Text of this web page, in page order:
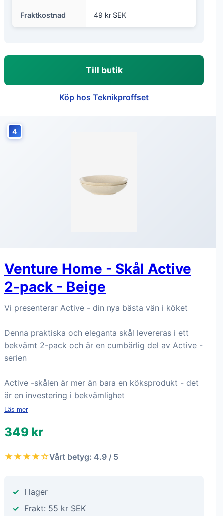
Fraktkostnad 49 kr SEK
Till butik
Köp hos Teknikproffset
4
Venture Home - Skål Active
2-pack - Beige
Vi presenterar Active - din nya bästa vän i köket
Denna praktiska och eleganta skål levereras i ett
bekvämt 2-pack och är en oumbärlig del av Active -
serien
Active -skålen är mer än bara en köksprodukt - det
är en investering i bekvämlighet
Läs mer
349 kr
★★★★☆Vårt betyg: 4.9 / 5
I lager
Frakt: 55 kr SEK